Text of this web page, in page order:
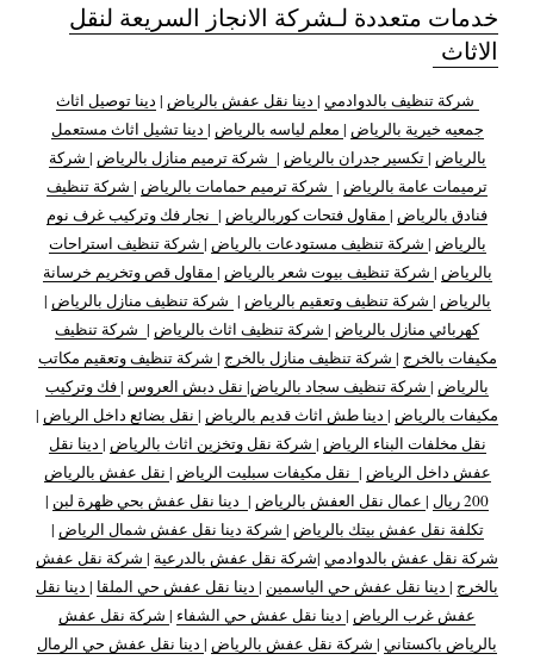
خدمات متعددة لـشركة الانجاز السريعة لنقل
الاثاث
شركة تنظيف بالدوادمي | دينا نقل عفش بالرياض | دينا توصيل اثاث
جمعيه خيرية بالرياض | معلم لياسه بالرياض | دينا تشيل اثاث مستعمل
بالرياض |تكسير جدران بالرياض | شركة ترميم منازل بالرياض | شركة
ترميمات عامة بالرياض | شركة ترميم حمامات بالرياض | شركة تنظيف
فنادق بالرياض | مقاول فتحات كوربالرياض | نجار فك وتركيب غرف نوم
بالرياض | شركة تنظيف مستودعات بالرياض | شركة تنظيف استراحات
بالرياض | شركة تنظيف بيوت شعر بالرياض | مقاول قص وتخريم خرسانة
بالرياض | شركة تنظيف وتعقيم بالرياض | شركة تنظيف منازل بالرياض |
كهربائي منازل بالرياض | شركة تنظيف اثاث بالرياض | شركة تنظيف
مكيفات بالخرج | شركة تنظيف منازل بالخرج | شركة تنظيف وتعقيم مكاتب
بالرياض | شركة تنظيف سجاد بالرياض| نقل دبش العروس |فك وتركيب
مكيفات بالرياض | دينا طش اثاث قديم بالرياض | نقل بضائع داخل الرياض |
نقل مخلفات البناء الرياض | شركة نقل وتخزين اثاث بالرياض | دينا نقل
عفش داخل الرياض | نقل مكيفات سبليت الرياض | نقل عفش بالرياض
200 ريال
| عمال نقل العفش بالرياض | دينا نقل عفش بحي ظهرة لبن |
تكلفة نقل عفش بيتك بالرياض | شركة دينا نقل عفش شمال الرياض |
شركة نقل عفش بالدوادمي |شركة نقل عفش بالدرعية | شركة نقل عفش
بالخرج | دينا نقل عفش حي الياسمين | دينا نقل عفش حي الملقا | دينا نقل
عفش غرب الرياض | دينا نقل عفش حي الشفاء | شركة نقل عفش
بالرياض باكستاني | شركة نقل عفش بالرياض | دينا نقل عفش حي الرمال